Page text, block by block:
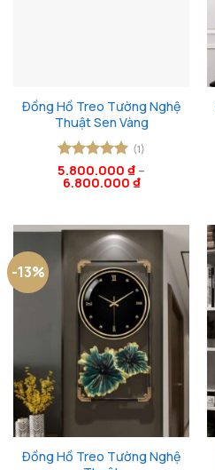
Đồng Hồ Treo Tường Nghệ
Thuật Sen Vàng
Được xếp
hạng55
(1)
5.800.000 ₫ –
6.800.000 ₫
-13%
Đồng Hồ Treo Tường Nghệ